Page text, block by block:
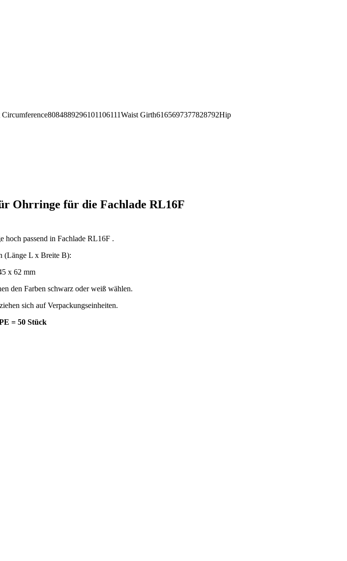
Girth6165697377828792Hip
Ohrringe für die Fachlade RL16F
hoch passend in Fachlade RL16F .
(Länge L x Breite B):
x 62 mm
den Farben schwarz oder weiß wählen.
sich auf Verpackungseinheiten.
= 50 Stück